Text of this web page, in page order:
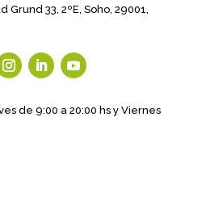
Grund 33, 2ºE, Soho, 29001,
de 9:00 a 20:00 hs y Viernes